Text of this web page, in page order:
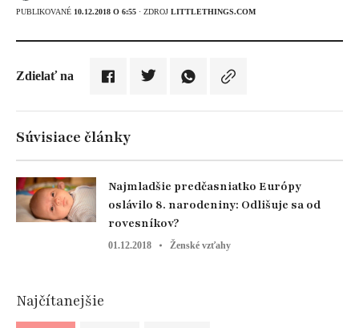
PUBLIKOVANÉ 10.12.2018 O 6:55 · ZDROJ LITTLETHINGS.COM
Zdielať na
Súvisiace články
Najmladšie predčasniatko Európy
oslávilo 8. narodeniny: Odlišuje sa od
rovesníkov?
01.12.2018 Ženské vzťahy
Najčítanejšie